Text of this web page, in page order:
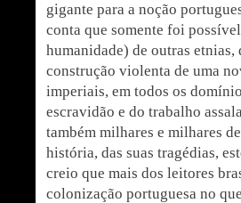
gigante para a noção
conta que somente foi
humanidade) de outras
construção violenta de uma
imperiais, em todos os
escravidão e do trabalho
também milhares e milhares
história, das suas tragédias,
creio que mais dos leitores
colonização portuguesa no